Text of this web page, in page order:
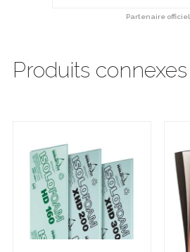
Partenaire officiel
Produits connexes